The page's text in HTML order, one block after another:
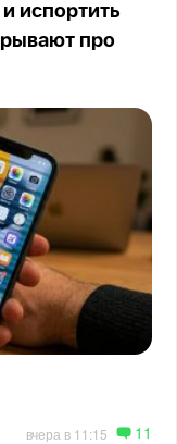
испортить
про
вчера в 11:15 11